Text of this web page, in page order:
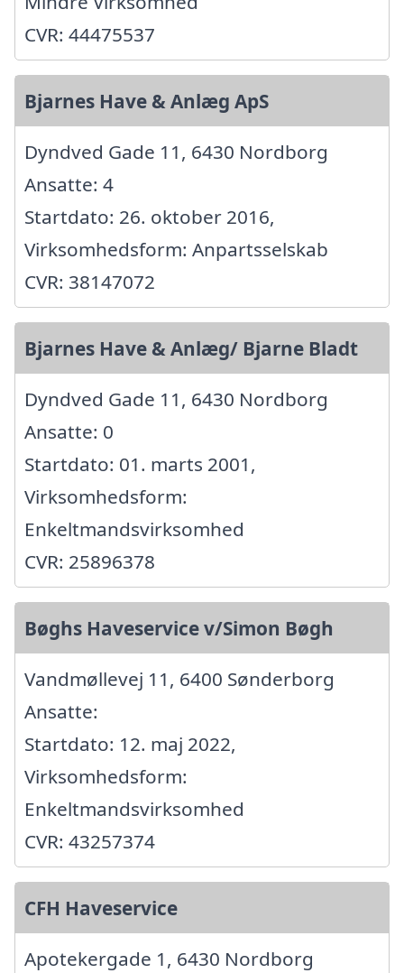
CVR: 44475537
Bjarnes Have & Anlæg ApS
Dyndved Gade 11, 6430 Nordborg
Ansatte: 4
Startdato: 26. oktober 2016,
Virksomhedsform: Anpartsselskab
CVR: 38147072
Bjarnes Have & Anlæg/ Bjarne Bladt
Dyndved Gade 11, 6430 Nordborg
Ansatte: 0
Startdato: 01. marts 2001,
Virksomhedsform:
Enkeltmandsvirksomhed
CVR: 25896378
Bøghs Haveservice v/Simon Bøgh
Vandmøllevej 11, 6400 Sønderborg
Ansatte:
Startdato: 12. maj 2022,
Virksomhedsform:
Enkeltmandsvirksomhed
CVR: 43257374
CFH Haveservice
Apotekergade 1, 6430 Nordborg